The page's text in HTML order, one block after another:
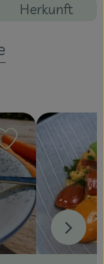
Herkunft
Rezept zu